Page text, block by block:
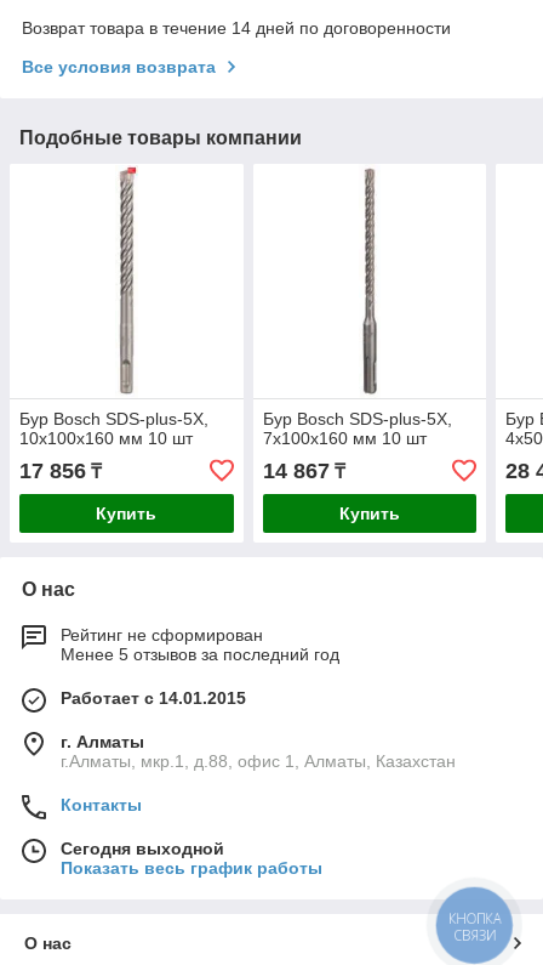
Возврат товара в течение 14 дней по договоренности
Все условия возврата
Подобные товары компании
Бур Bosch SDS-plus-5X,
10x100x160 мм 10 шт
17 856 ₸
Купить
Бур Bosch SDS-plus-5X,
7x100x160 мм 10 шт
14 867₸
Купить
Бур
28
О нас
Рейтинг не сформирован
Менее 5 отзывов за последний год
Работает с 14.01.2015
г. Алматы
г.Алматы, мкр.1, д.88, офис 1, Алматы, Казахстан
Контакты
Сегодня выходной
Показать весь график работы
О нас
КНОПКА
СВЯЗИ